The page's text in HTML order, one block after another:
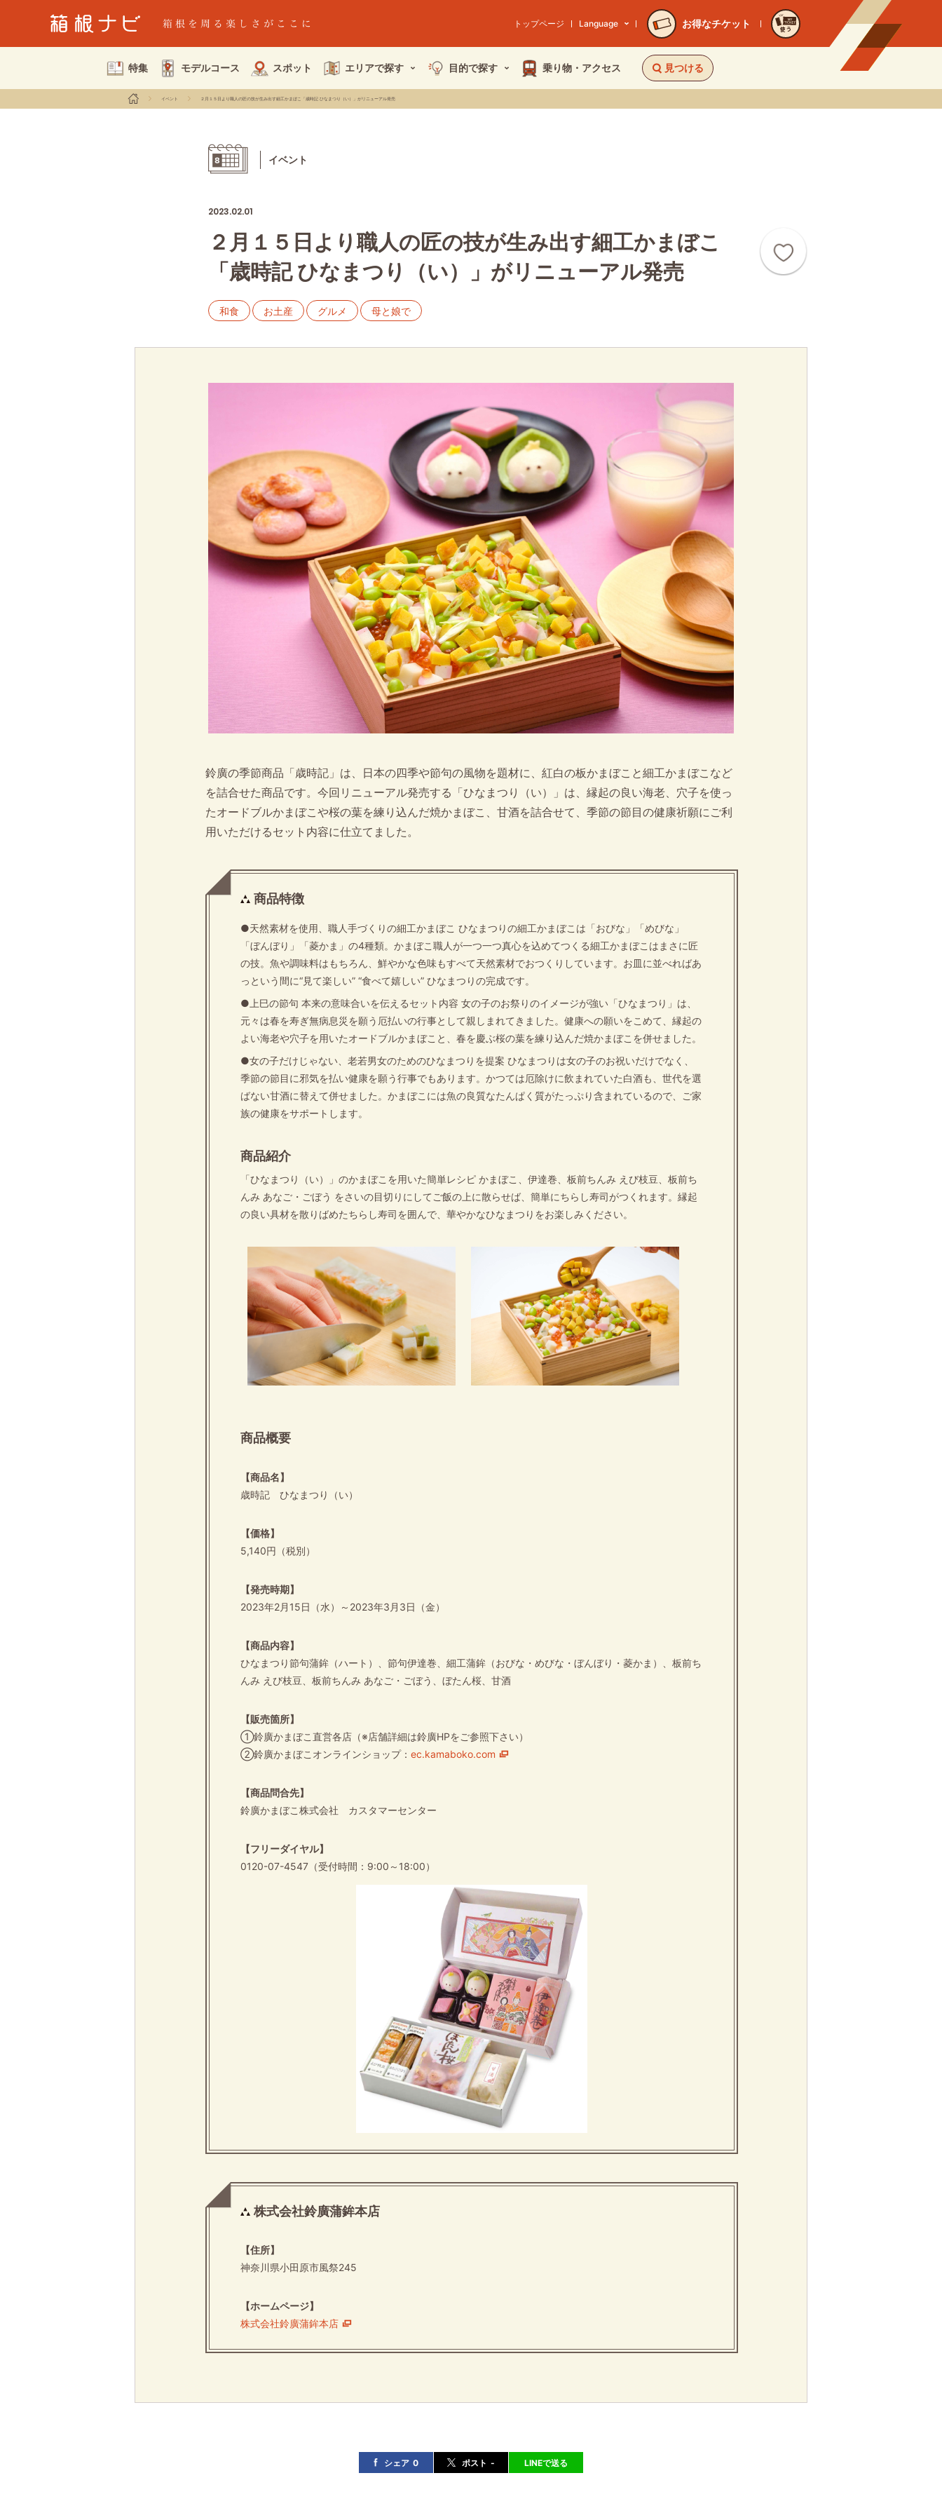
トップページ Language お得なチケット
使う
特集 モデルコース スポット エリアで探す 目的で探す 乗り物・ アクセス 見つける
イベント ２月１５日より職人の匠の技が生み出す細工かまぼこ「歳時記 ひなまつり（い）」がリニューアル発売
イベント
2023.02.01
２月１５日より職人の匠の技が生み出す細工かまぼこ
「歳時記 ひなまつり（い）」がリニューアル発売
和食 お土産 グルメ 母と娘で
鈴廣の季節商品「歳時記」は、日本の四季や節句の風物を題材に、紅白の板かまぼこと細工かまぼこなど
を詰合せた商品です。今回リニューアル発売する「ひなまつり（い）」は、縁起の良い海老、穴子を使っ
たオードブルかまぼこや桜の葉を練り込んだ焼かまぼこ、甘酒を詰合せて、季節の節目の健康祈願にご利
用いただけるセット内容に仕立てました。
商品特徴
●天然素材を使用、職人手づくりの細工かまぼこ ひなまつりの細工かまぼこは「おびな」「めびな」
「ぼんぼり」「菱かま」の4種類。かまぼこ職人が一つ一つ真心を込めてつくる細工かまぼこはまさに匠
の技。魚や調味料はもちろん、鮮やかな色味もすべて天然素材でおつくりしています。お皿に並べればあ
っという間に“見て楽しい” “食べて嬉しい” ひなまつりの完成です。
●上巳の節句 本来の意味合いを伝えるセット内容 女の子のお祭りのイメージが強い「ひなまつり」は、
元々は春を寿ぎ無病息災を願う厄払いの行事として親しまれてきました。健康への願いをこめて、縁起の
よい海老や穴子を用いたオードブルかまぼこと、春を慶ぶ桜の葉を練り込んだ焼かまぼこを併せました。
●女の子だけじゃない、老若男女のためのひなまつりを提案 ひなまつりは女の子のお祝いだけでなく、
季節の節目に邪気を払い健康を願う行事でもあります。かつては厄除けに飲まれていた白酒も、世代を選
ばない甘酒に替えて併せました。かまぼこには魚の良質なたんぱく質がたっぷり含まれているので、ご家
族の健康をサポートします。
商品紹介
「ひなまつり（い）」のかまぼこを用いた簡単レシピ かまぼこ、伊達巻、板前ちんみ えび枝豆、板前ち
んみ あなご・ごぼう をさいの目切りにしてご飯の上に散らせば、簡単にちらし寿司がつくれます。縁起
の良い具材を散りばめたちらし寿司を囲んで、華やかなひなまつりをお楽しみください。
商品概要
【商品名】
歳時記 ひなまつり（い）
【価格】
5,140円（税別）
【発売時期】
2023年2月15日（水）～2023年3月3日（金）
【商品内容】
ひなまつり節句蒲鉾（ハート）、節句伊達巻、細工蒲鉾（おびな・めびな・ぼんぼり・菱かま）、板前ち
んみ えび枝豆、板前ちんみ あなご・ごぼう、ぼたん桜、甘酒
【販売箇所】
①鈴廣かまぼこ直営各店（※店舗詳細は鈴廣HPをご参照下さい）
②鈴廣かまぼこオンラインショップ： ec.kamaboko.com
【商品問合先】
鈴廣かまぼこ株式会社 カスタマーセンター
【フリーダイヤル】
0120-07-4547（受付時間：9:00～18:00）
株式会社鈴廣蒲鉾本店
【住所】
神奈川県小田原市風祭245
【ホームページ】
株式会社鈴廣蒲鉾本店
シェア 0 ポスト - LINEで送る